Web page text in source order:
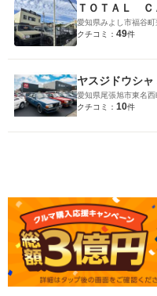
ＴＯＴＡＬ
愛知県みよし市福谷町
クチコミ： 49件
ヤスジドウシャ
愛知県尾張旭市東名西
クチコミ： 10件